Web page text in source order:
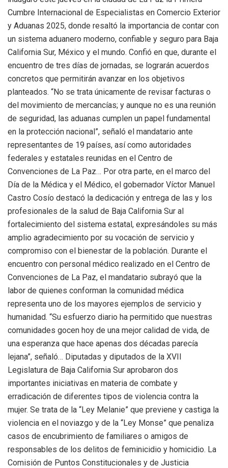
Cumbre Internacional de Especialistas en Comercio Exterior
y Aduanas 2025, donde resaltó la importancia de contar con
un sistema aduanero moderno, confiable y seguro para Baja
California Sur, México y el mundo. Confió en que, durante el
encuentro de tres días de jornadas, se lograrán acuerdos
concretos que permitirán avanzar en los objetivos
planteados. “No se trata únicamente de revisar facturas o
del movimiento de mercancías; y aunque no es una reunión
de seguridad, las aduanas cumplen un papel fundamental
en la protección nacional”, señaló el mandatario ante
representantes de 19 países, así como autoridades
federales y estatales reunidas en el Centro de
Convenciones de La Paz… Por otra parte, en el marco del
Día de la Médica y el Médico, el gobernador Víctor Manuel
Castro Cosío destacó la dedicación y entrega de las y los
profesionales de la salud de Baja California Sur al
fortalecimiento del sistema estatal, expresándoles su más
amplio agradecimiento por su vocación de servicio y
compromiso con el bienestar de la población. Durante el
encuentro con personal médico realizado en el Centro de
Convenciones de La Paz, el mandatario subrayó que la
labor de quienes conforman la comunidad médica
representa uno de los mayores ejemplos de servicio y
humanidad. “Su esfuerzo diario ha permitido que nuestras
comunidades gocen hoy de una mejor calidad de vida, de
una esperanza que hace apenas dos décadas parecía
lejana”, señaló… Diputadas y diputados de la XVII
Legislatura de Baja California Sur aprobaron dos
importantes iniciativas en materia de combate y
erradicación de diferentes tipos de violencia contra la
mujer. Se trata de la “Ley Melanie” que previene y castiga la
violencia en el noviazgo y de la “Ley Monse” que penaliza
casos de encubrimiento de familiares o amigos de
responsables de los delitos de feminicidio y homicidio. La
Comisión de Puntos Constitucionales y de Justicia